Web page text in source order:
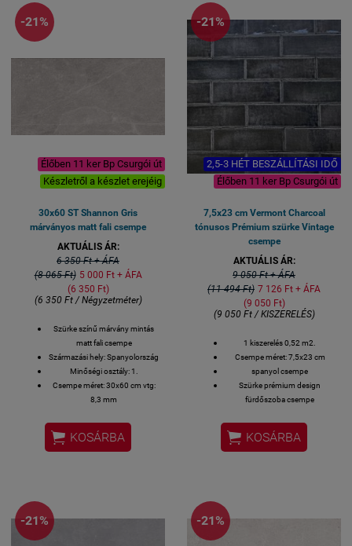
-21%
Élőben 11 ker Bp Csurgói út
Készletről a készlet erejéig
30x60 ST Shannon Gris
márványos matt fali csempe
AKTUÁLIS ÁR:
6 350 Ft + ÁFA
(8 065 Ft) 5 000 Ft + ÁFA
(6 350 Ft)
(6 350 Ft / Négyzetméter)
Szürke színű márvány mintás
matt fali csempe
Származási hely: Spanyolország
Minőségi osztály: 1.
Csempe méret: 30x60 cm vtg:
8,3 mm
csempe burkolat
Kiszerelés: 1,44 négyzetméter
 KOSÁRBA
-21%
2,5-3 HÉT BESZÁLLÍTÁSI IDŐ
Élőben 11 ker Bp Csurgói út
7,5x23 cm Vermont Charcoal
tónusos Prémium szürke Vintage
csempe
AKTUÁLIS ÁR:
9 050 Ft + ÁFA
(11 494 Ft) 7 126 Ft + ÁFA
(9 050 Ft)
(9 050 Ft / KISZERELÉS)
1 kiszerelés 0,52 m2.
Csempe méret: 7,5x23 cm
spanyol csempe
Szürke prémium design
fürdőszoba csempe
 KOSÁRBA
-21% -21%